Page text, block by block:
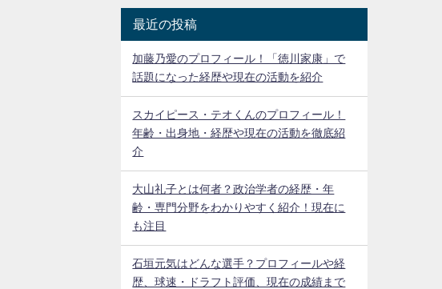
最近の投稿
加藤乃愛のプロフィール！「徳川家康」で
話題になった経歴や現在の活動を紹介
スカイピース・テオくんのプロフィール！
年齢・出身地・経歴や現在の活動を徹底紹
介
大山礼子とは何者？政治学者の経歴・年
齢・専門分野をわかりやすく紹介！現在に
も注目
石垣元気はどんな選手？プロフィールや経
歴、球速・ドラフト評価、現在の成績まで